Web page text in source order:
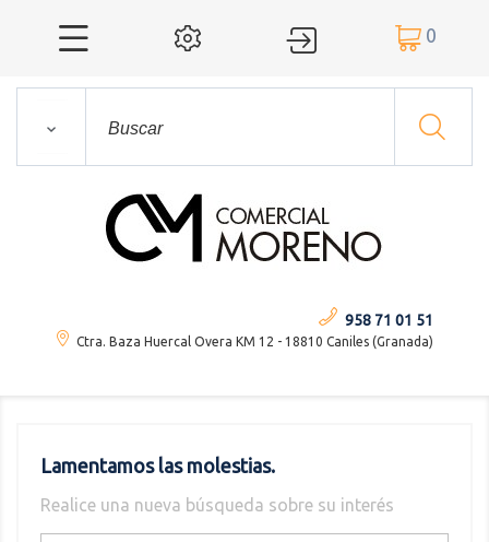
    0
958 71 01 51
Ctra. Baza Huercal Overa KM 12 - 18810 Caniles (Granada)
Lamentamos las molestias.
Realice una nueva búsqueda sobre su interés